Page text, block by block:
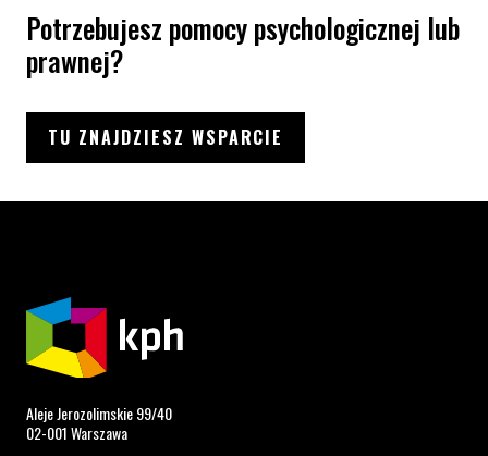
Potrzebujesz pomocy psychologicznej lub
prawnej?
TU ZNAJDZIESZ WSPARCIE
Aleje Jerozolimskie 99/40
02-001 Warszawa